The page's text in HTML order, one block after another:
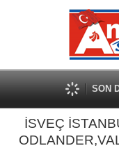
SON
İSVEÇ